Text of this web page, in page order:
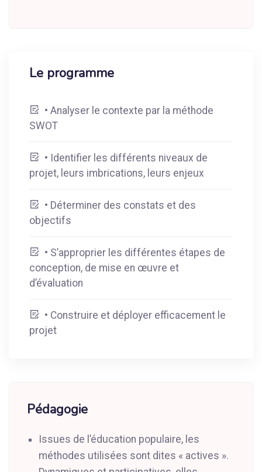
Le programme
• Analyser le contexte par la méthode
SWOT
• Identifier les différents niveaux de
projet, leurs imbrications, leurs enjeux
• Déterminer des constats et des
objectifs
• S’approprier les différentes étapes de
conception, de mise en œuvre et
d’évaluation
• Construire et déployer efficacement le
projet
Pédagogie
Issues de l’éducation populaire, les
méthodes utilisées sont dites « actives ».